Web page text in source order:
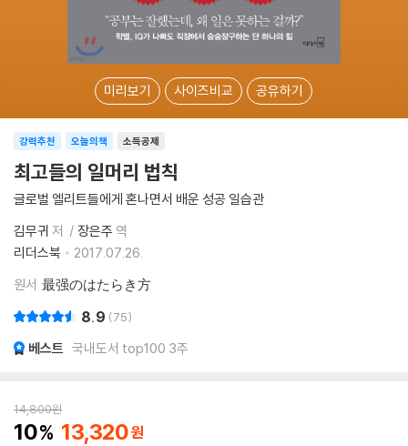
미리보기 사이즈비교 공유하기
소득공제
강력추천 오늘의책
최고들의 일머리 법칙
글로벌 엘리트들에게 혼나면서 배운 성공 일습관
김무귀 저 장은주 역
리더스북
2017.07.26.
원서 最强のはたらき方
8.9 75
베스트 국내도서 top100 3주
14,800원
10 13,320